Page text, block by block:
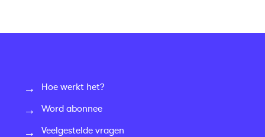
Hoe werkt het?
Word abonnee
Veelgestelde vragen